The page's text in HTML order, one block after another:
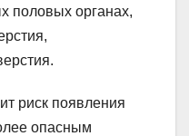
половых органах,
риск появления
опасным